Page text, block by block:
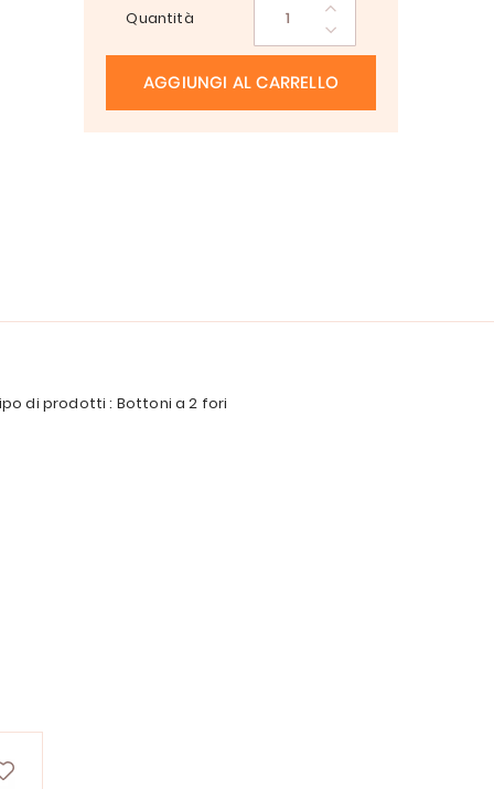
Quantità
AGGIUNGI AL CARRELLO
di prodotti : Bottoni a 2 fori